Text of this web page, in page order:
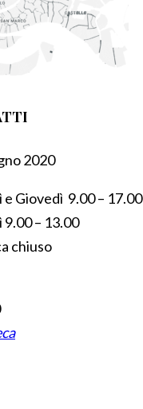
2020
Giovedì 9.00 – 17.00
– 13.00
chiuso